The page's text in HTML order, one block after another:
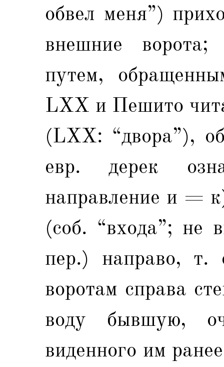
обвел меня”)
внешние
путем,
LXX и Пешито
(LXX: “двора”),
евр. дерек
направление и =
(соб. “входа”; не
пер.) направо,
воротам справа
воду бывшую,
виденного им